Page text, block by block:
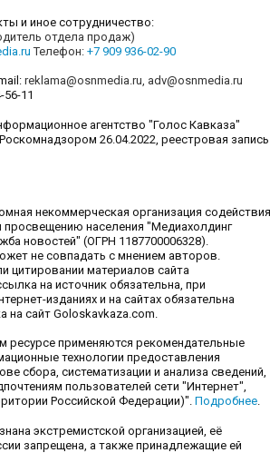
и иное сотрудничество:
отдела продаж)
Телефон: +7 909 936-02-90
reklama@osnmedia.ru adv@osnmedia.ru
56-11
агентство "Голос Кавказа"
26.04.2022, реестровая запись
некоммерческая организация содействия
населения "Медиахолдинг
новостей" (ОГРН 1187700006328).
не совпадать с мнением авторов.
цитировании материалов сайта
на источник обязательна, при
изданиях и на сайтах обязательна
на сайт Goloskavkaza.com.
ресурсе применяются рекомендательные
технологии предоставления
сбора, систематизации и анализа сведений,
пользователей сети "Интернет",
Российской Федерации)". Подробнее
экстремистской организацией, её
запрещена, а также принадлежащие ей